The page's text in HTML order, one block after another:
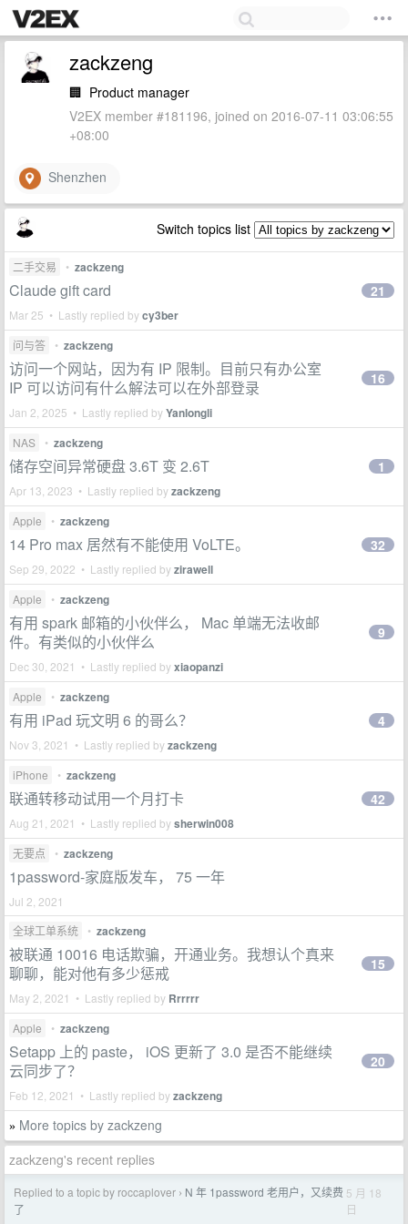
zackzeng
🏢 Product manager
V2EX member #181196, joined on 2016-07-11 03:06:55
+08:00
Shenzhen
Switch topics list
二手交易 • zackzeng
Claude gift card
Mar 25 • Lastly replied bycy3ber
21
问与答 • zackzeng
访问一个网站，因为有 IP 限制。目前只有办公室
IP 可以访问有什么解法可以在外部登录
Jan 2, 2025 • Lastly replied byYanlongli
16
NAS • zackzeng
储存空间异常硬盘 3.6T 变 2.6T
Apr 13, 2023 • Lastly replied byzackzeng
1
Apple • zackzeng
14 Pro max 居然有不能使用 VoLTE。
Sep 29, 2022 • Lastly replied byzirawell
32
Apple • zackzeng
有用 spark 邮箱的小伙伴么， Mac 单端无法收邮
件。有类似的小伙伴么
Dec 30, 2021 • Lastly replied byxiaopanzi
9
Apple • zackzeng
有用 iPad 玩文明 6 的哥么？
Nov 3, 2021 • Lastly replied byzackzeng
4
iPhone • zackzeng
联通转移动试用一个月打卡
Aug 21, 2021 • Lastly replied bysherwin008
42
无要点 • zackzeng
1password-家庭版发车， 75 一年
Jul 2, 2021
全球工单系统
• zackzeng
被联通 10016 电话欺骗，开通业务。我想认个真来
聊聊，能对他有多少惩戒
May 2, 2021 • Lastly replied by Rrrrrr
15
Apple • zackzeng
Setapp 上的 paste， iOS 更新了 3.0 是否不能继续
云同步了？
Feb 12, 2021 • Lastly replied byzackzeng
20
» More topics by zackzeng
zackzeng's recent replies
Replied to a topic by roccaplover › N 年 1password 老用户，又续费
了
5 月 18
日